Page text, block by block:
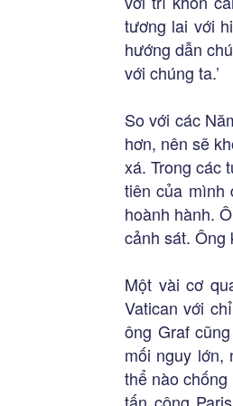
tương lai với
hướng dẫn
với chúng ta.’
So với các
hơn, nên sẽ
xá. Trong các
tiên của mình
hoành hành.
cảnh sát. Ông
Một vài cơ
Vatican với
ông Graf
mối nguy lớn,
thể nào
tấn công